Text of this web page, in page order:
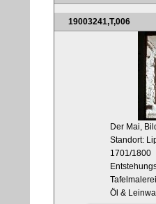
19003241,T,006
Der Mai,
Standort:
1701/1800
Öl &